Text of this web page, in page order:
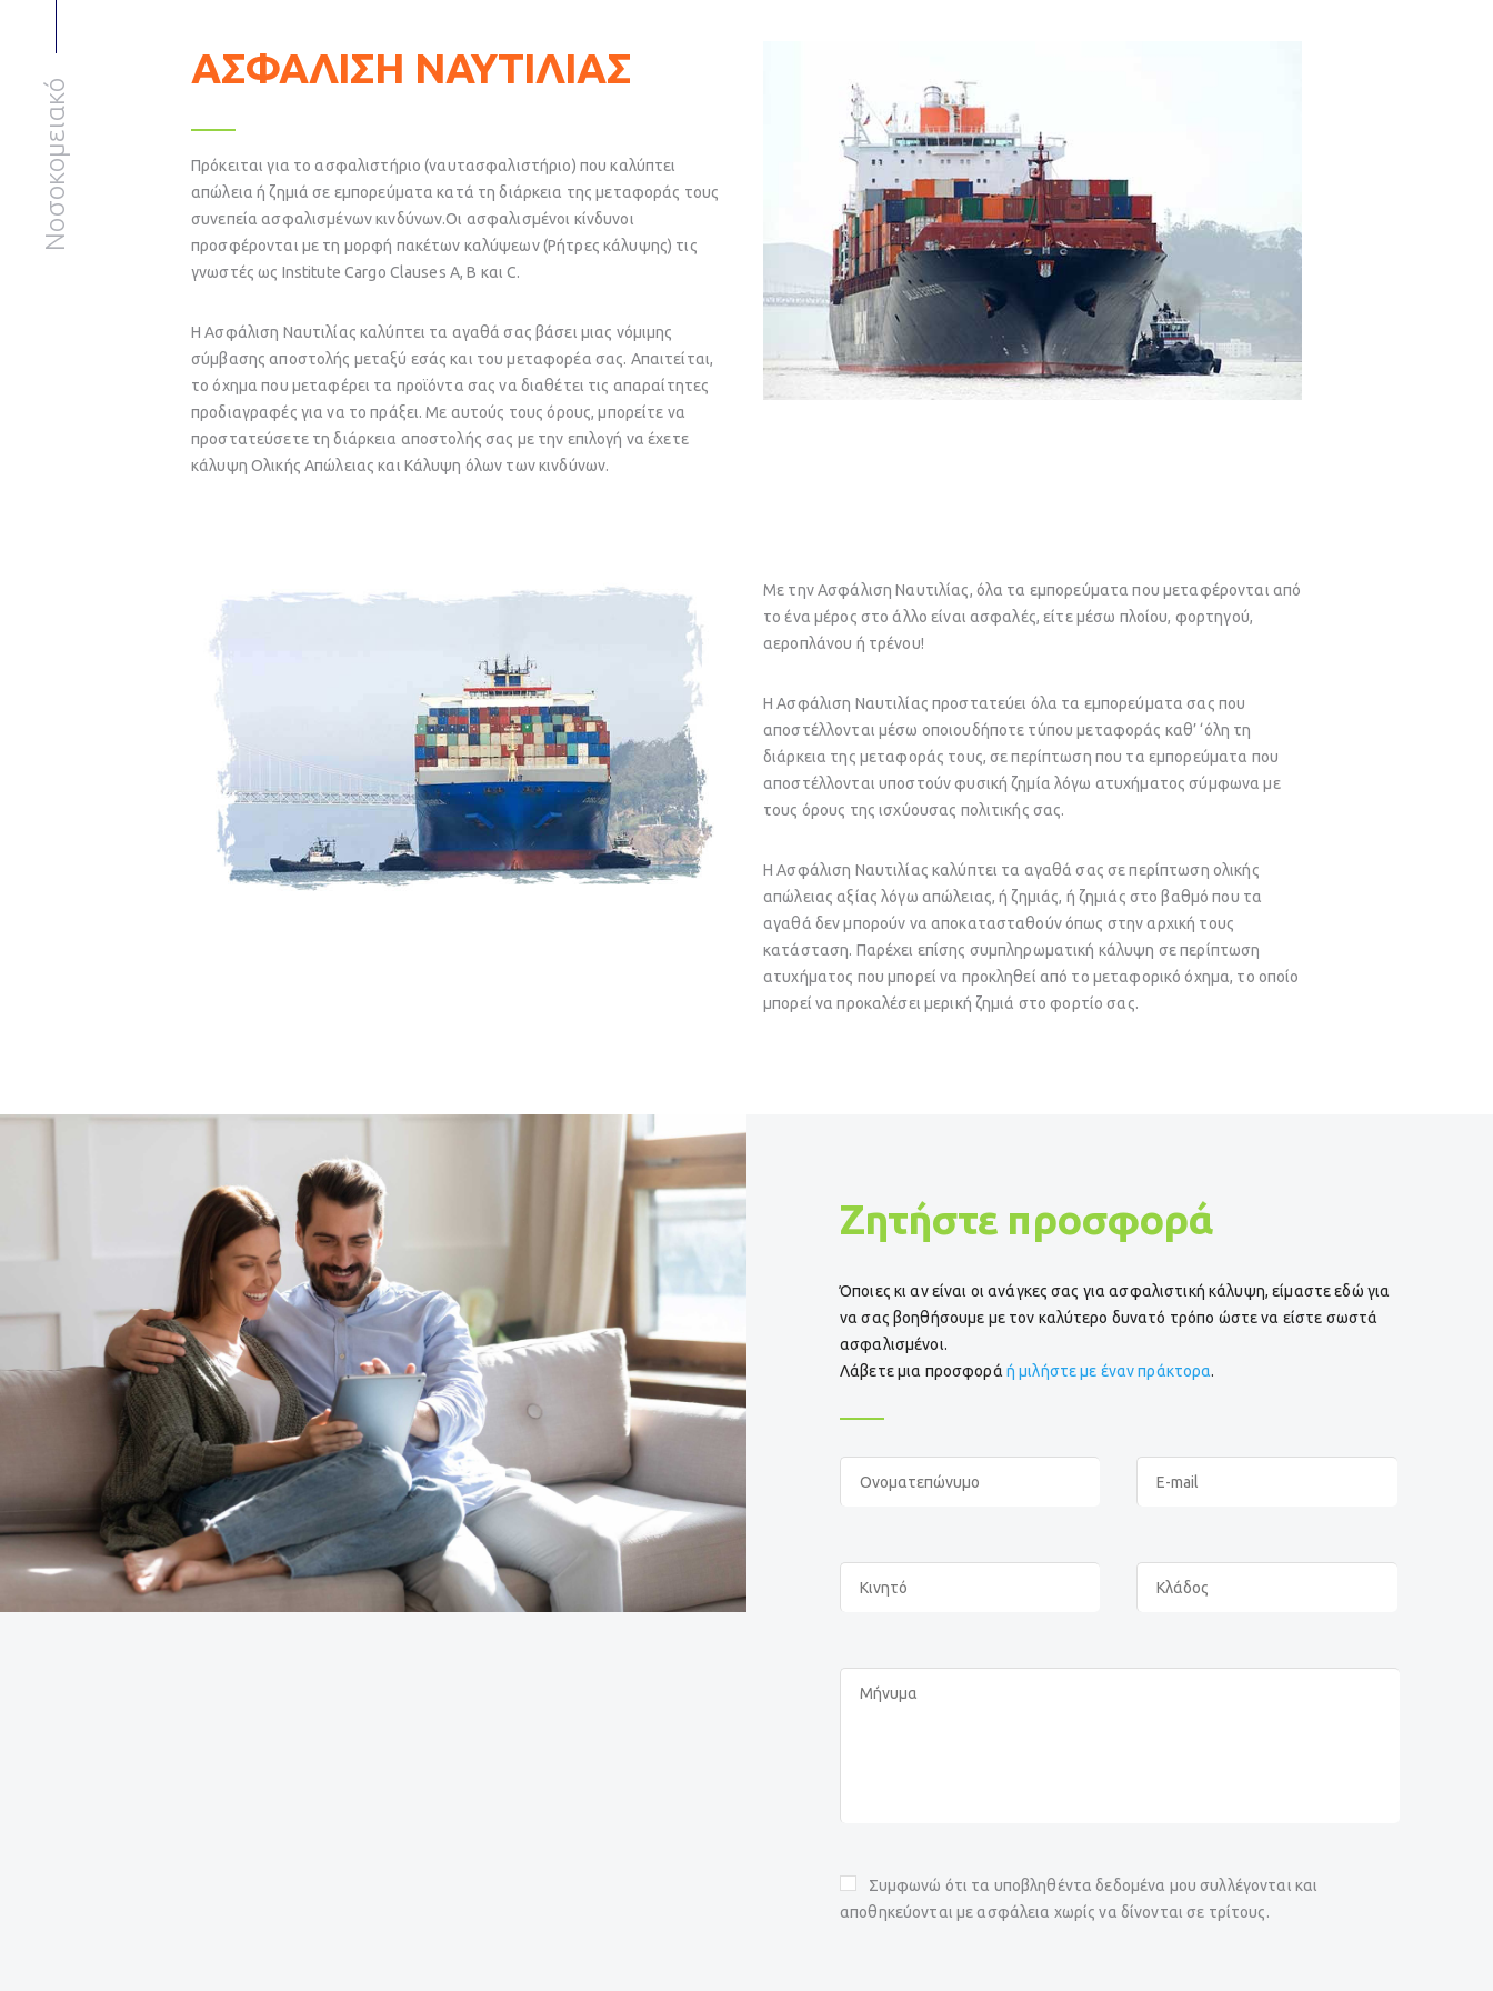
Νοσοκομειακό
ΑΣΦΑΛΙΣΗ ΝΑΥΤΙΛΙΑΣ
Πρόκειται για το ασφαλιστήριο (ναυτασφαλιστήριο) που καλύπτει
απώλεια ή ζημιά σε εμπορεύματα κατά τη διάρκεια της μεταφοράς τους
συνεπεία ασφαλισμένων κινδύνων.Οι ασφαλισμένοι κίνδυνοι
προσφέρονται με τη μορφή πακέτων καλύψεων (Ρήτρες κάλυψης) τις
γνωστές ως Institute Cargo Clauses A, B και C.
Η Ασφάλιση Ναυτιλίας καλύπτει τα αγαθά σας βάσει μιας νόμιμης
σύμβασης αποστολής μεταξύ εσάς και του μεταφορέα σας. Απαιτείται,
το όχημα που μεταφέρει τα προϊόντα σας να διαθέτει τις απαραίτητες
προδιαγραφές για να το πράξει. Με αυτούς τους όρους, μπορείτε να
προστατεύσετε τη διάρκεια αποστολής σας με την επιλογή να έχετε
κάλυψη Ολικής Απώλειας και Κάλυψη όλων των κινδύνων.
Με την Ασφάλιση Ναυτιλίας, όλα τα εμπορεύματα που μεταφέρονται από
το ένα μέρος στο άλλο είναι ασφαλές, είτε μέσω πλοίου, φορτηγού,
αεροπλάνου ή τρένου!
Η Ασφάλιση Ναυτιλίας προστατεύει όλα τα εμπορεύματα σας που
αποστέλλονται μέσω οποιουδήποτε τύπου μεταφοράς καθ’ ‘όλη τη
διάρκεια της μεταφοράς τους, σε περίπτωση που τα εμπορεύματα που
αποστέλλονται υποστούν φυσική ζημία λόγω ατυχήματος σύμφωνα με
τους όρους της ισχύουσας πολιτικής σας.
Η Ασφάλιση Ναυτιλίας καλύπτει τα αγαθά σας σε περίπτωση ολικής
απώλειας αξίας λόγω απώλειας, ή ζημιάς, ή ζημιάς στο βαθμό που τα
αγαθά δεν μπορούν να αποκατασταθούν όπως στην αρχική τους
κατάσταση. Παρέχει επίσης συμπληρωματική κάλυψη σε περίπτωση
ατυχήματος που μπορεί να προκληθεί από το μεταφορικό όχημα, το οποίο
μπορεί να προκαλέσει μερική ζημιά στο φορτίο σας.
Ζητήστε προσφορά
Όποιες κι αν είναι οι ανάγκες σας για ασφαλιστική κάλυψη, είμαστε εδώ για
να σας βοηθήσουμε με τον καλύτερο δυνατό τρόπο ώστε να είστε σωστά
ασφαλισμένοι.
Λάβετε μια προσφορά ή μιλήστε με έναν πράκτορα.
Συμφωνώ ότι τα υποβληθέντα δεδομένα μου συλλέγονται και
αποθηκεύονται με ασφάλεια χωρίς να δίνονται σε τρίτους.